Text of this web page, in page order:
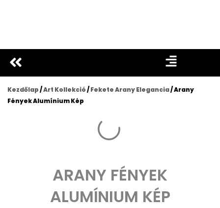
Kezdőlap/Art Kollekció/Fekete Arany Elegancia/ Arany
Fények Alumínium Kép
ARANY FÉNYEK
ALUMÍNIUM KÉP